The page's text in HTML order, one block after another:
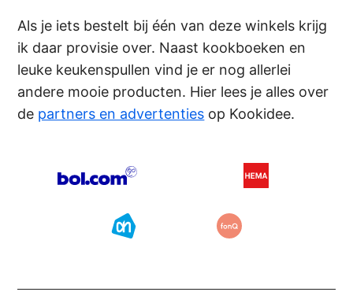
Als je iets bestelt bij één van deze winkels krijg
ik daar provisie over. Naast kookboeken en
leuke keukenspullen vind je er nog allerlei
andere mooie producten. Hier lees je alles over
de partners en advertenties op Kookidee.